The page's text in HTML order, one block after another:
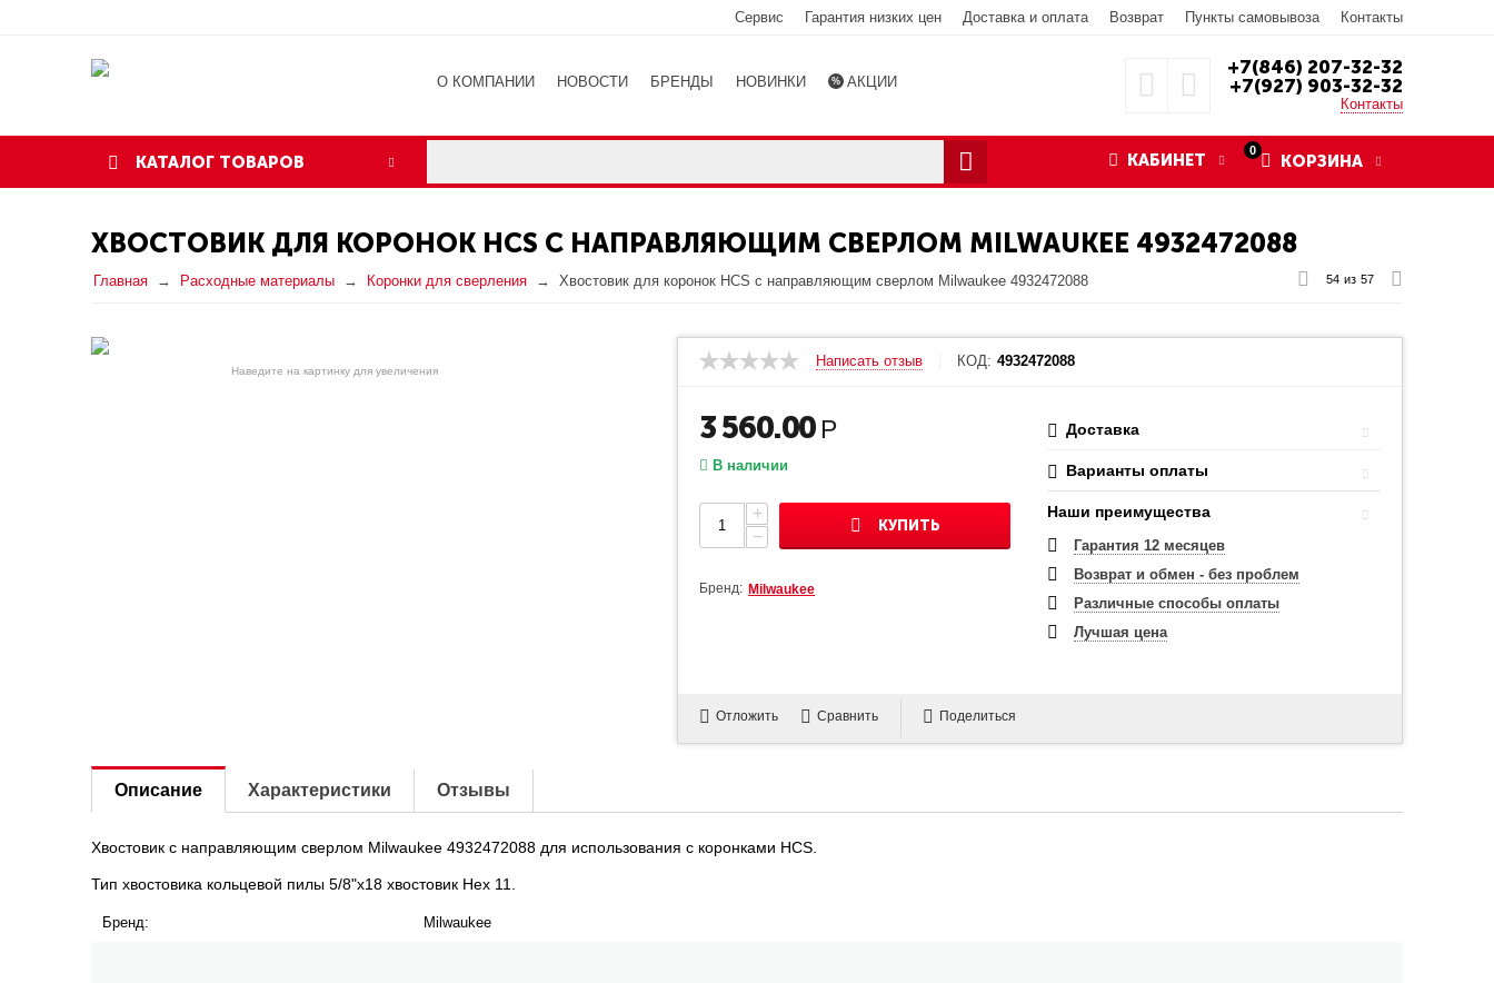
Сервис Гарантия низких цен Доставка и оплата Возврат Пункты самовывоза Контакты
О КОМПАНИИ НОВОСТИ БРЕНДЫ НОВИНКИ АКЦИИ
+7(846) 207-32-32
+7(927) 903-32-32
Контакты
КАТАЛОГ ТОВАРОВ
0
КОРЗИНА
КАБИНЕТ
ХВОСТОВИК ДЛЯ КОРОНОК HCS С НАПРАВЛЯЮЩИМ СВЕРЛОМ MILWAUKEE 4932472088
Главная Расходные материалы Коронки для сверления Хвостовик для коронок HCS с направляющим сверлом Milwaukee 4932472088 54 из 57
Наведите на картинку для увеличения
Написать отзыв КОД: 4932472088
3 560.00Р
В наличии
+
−
КУПИТЬ
Бренд: Milwaukee
Доставка
Варианты оплаты
Наши преимущества
Гарантия 12 месяцев
Возврат и обмен - без проблем
Различные способы оплаты
Лучшая цена
Отложить Сравнить Поделиться
Описание Характеристики Отзывы
Хвостовик с направляющим сверлом Milwaukee 4932472088 для использования с коронками HCS.
Тип хвостовика кольцевой пилы 5/8"x18 хвостовик Hex 11.
Бренд: Milwaukee